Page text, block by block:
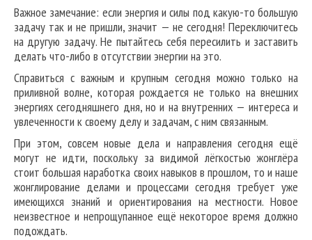
Важное замечание: если энергия и силы под какую-то большую
задачу так и не пришли, значит — не сегодня! Переключитесь
на другую задачу. Не пытайтесь себя пересилить и заставить
делать что-либо в отсутствии энергии на это.
Справиться с важным и крупным сегодня можно только на
приливной волне, которая рождается не только на внешних
энергиях сегодняшнего дня, но и на внутренних — интереса и
увлеченности к своему делу и задачам, с ним связанным.
При этом, совсем новые дела и направления сегодня ещё
могут не идти, поскольку за видимой лёгкостью жонглёра
стоит большая наработка своих навыков в прошлом, то и наше
жонглирование делами и процессами сегодня требует уже
имеющихся знаний и ориентирования на местности. Новое
неизвестное и непрощупанное ещё некоторое время должно
подождать.